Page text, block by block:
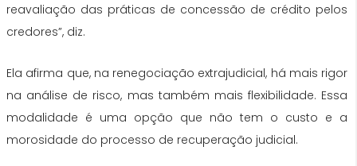
reavaliação das práticas de concessão de crédito pelos
credores”, diz.
Ela afirma que, na renegociação extrajudicial, há mais rigor
na análise de risco, mas também mais flexibilidade. Essa
modalidade é uma opção que não tem o custo e a
morosidade do processo de recuperação judicial.